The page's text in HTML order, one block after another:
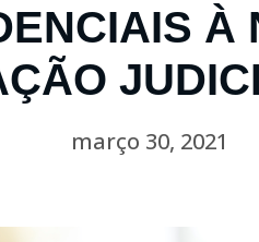
À
março 30, 2021